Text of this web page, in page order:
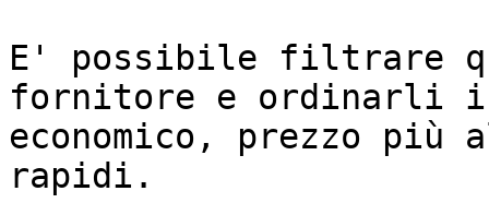
E' possibile filtrare
fornitore e ordinarli
economico, prezzo più
rapidi.